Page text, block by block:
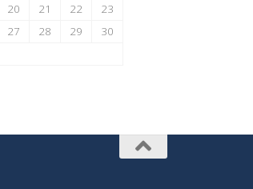
20 21 22
23
27 28 29
30